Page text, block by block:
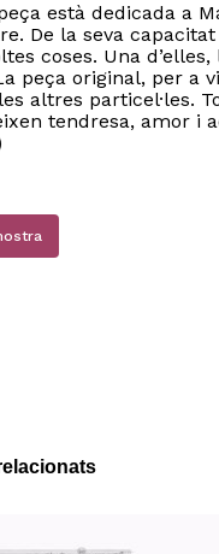
ha productes
està dedicada a
De la seva
coses. Una d’elles,
peça original, per a
altres particel·les.
tendresa, amor i